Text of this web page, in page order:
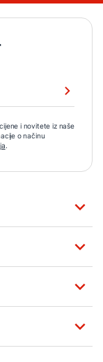
i novitete iz naše
o načinu
.